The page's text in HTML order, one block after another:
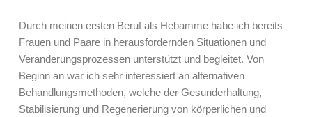
Durch meinen ersten Beruf als Hebamme habe ich bereits
Frauen und Paare in herausfordernden Situationen und
Veränderungsprozessen unterstützt und begleitet. Von
Beginn an war ich sehr interessiert an alternativen
Behandlungsmethoden, welche der Gesunderhaltung,
Stabilisierung und Regenerierung von körperlichen und